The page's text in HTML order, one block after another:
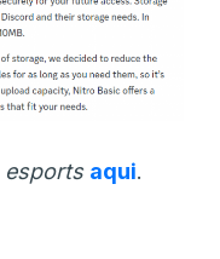
esports aqui.